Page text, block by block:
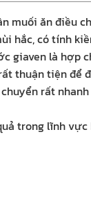
muối ăn điều
hắc, có tính
giaven là
thuận tiện
rất
trong lĩnh